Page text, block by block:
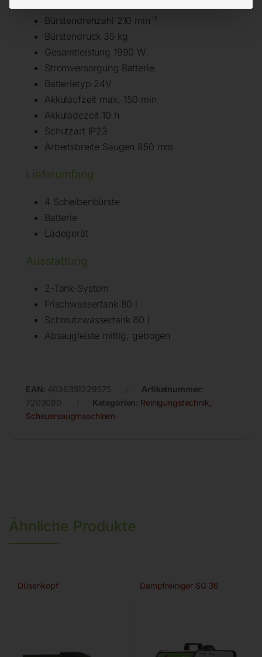
Bürstendrehzahl 210 min¯¹
Bürstendruck 35 kg
Gesamtleistung 1990 W
Stromversorgung Batterie
Batterietyp 24V
Akkulaufzeit max. 150 min
Akkuladezeit 10 h
Schutzart IP23
Arbeitsbreite Saugen 850 mm
Lieferumfang
4 Scheibenbürste
Batterie
Ladegerät
Ausstattung
2-Tank-System
Frischwassertank 80 l
Schmutzwassertank 80 l
Absaugleiste mittig, gebogen
EAN: 4036351229575
Artikelnummer:
7203080
Kategorien: Reinigungstechnik
Scheuersaugmaschinen
Ähnliche Produkte
Düsenkopf Dampfreiniger SG 36